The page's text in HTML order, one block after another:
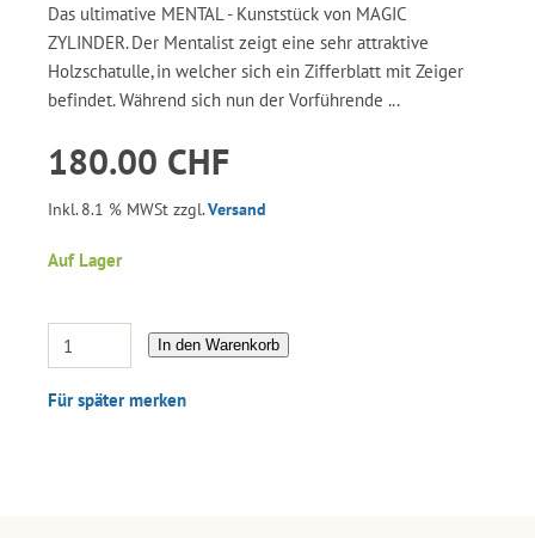
Das ultimative MENTAL - Kunststück von MAGIC
ZYLINDER. Der Mentalist zeigt eine sehr attraktive
Holzschatulle, in welcher sich ein Zifferblatt mit Zeiger
befindet. Während sich nun der Vorführende ...
180.00 CHF
Inkl. 8.1 % MWSt zzgl.Versand
Auf Lager
In den Warenkorb
Für später merken